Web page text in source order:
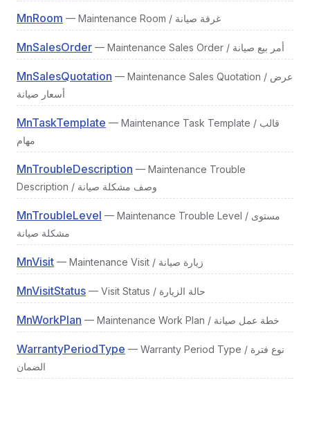
MnRoom — Maintenance Room / غرفة صيانة
MnSalesOrder — Maintenance Sales Order / أمر بيع صيانة
MnSalesQuotation — Maintenance Sales Quotation / عرض
أسعار صيانة
MnTaskTemplate — Maintenance Task Template / قالب
مهام
MnTroubleDescription — Maintenance Trouble
Description / وصف مشكلة صيانة
MnTroubleLevel — Maintenance Trouble Level / مستوى
مشكلة صيانة
MnVisit — Maintenance Visit / زيارة صيانة
MnVisitStatus — Visit Status / حالة الزيارة
MnWorkPlan — Maintenance Work Plan / خطة عمل صيانة
WarrantyPeriodType — Warranty Period Type / نوع فترة
الضمان